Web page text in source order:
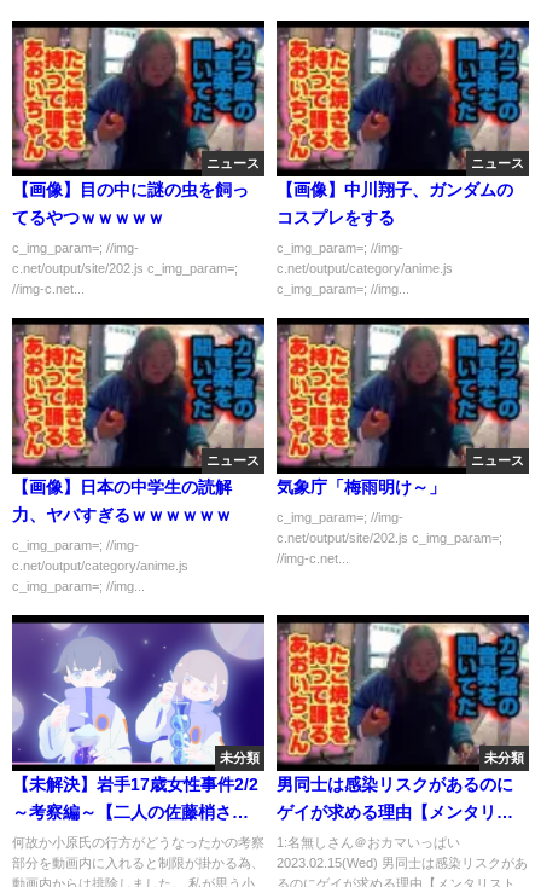
ニュース
【画像】目の中に謎の虫を飼っ
てるやつｗｗｗｗｗ
c_img_param=; //img-
c.net/output/site/202.js c_img_param=;
//img-c.net...
ニュース
【画像】中川翔子、ガンダムの
コスプレをする
c_img_param=; //img-
c.net/output/category/anime.js
c_img_param=; //img...
ニュース
【画像】日本の中学生の読解
力、ヤバすぎるｗｗｗｗｗｗ
c_img_param=; //img-
c.net/output/category/anime.js
c_img_param=; //img...
ニュース
気象庁「梅雨明け～」
c_img_param=; //img-
c.net/output/site/202.js c_img_param=;
//img-c.net...
未分類
【未解決】岩手17歳女性事件2/2
～考察編～【二人の佐藤梢さん
と消えた小原勝幸氏】
何故か小原氏の行方がどうなったかの考察
部分を動画内に入れると制限が掛かる為、
動画内からは排除しました。 私が思う小
未分類
男同士は感染リスクがあるのに
ゲイが求める理由【メンタリス
トDAIGO切り抜き集】
1:名無しさん＠おカマいっぱい
2023.02.15(Wed) 男同士は感染リスクがあ
るのにゲイが求める理由【メンタリスト